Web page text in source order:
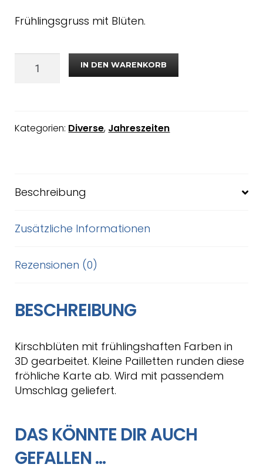
Frühlingsgruss mit Blüten.
IN DEN WARENKORB
Kategorien: Diverse, Jahreszeiten
Beschreibung
Zusätzliche Informationen
Rezensionen (0)
BESCHREIBUNG
Kirschblüten mit frühlingshaften Farben in
3D gearbeitet. Kleine Pailletten runden diese
fröhliche Karte ab. Wird mit passendem
Umschlag geliefert.
DAS KÖNNTE DIR AUCH
GEFALLEN …